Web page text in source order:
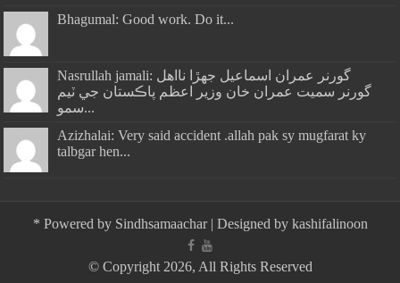
Bhagumal: Good work. Do it...
Nasrullah jamali: گورنر عمران اسماعيل جھڙا نااهل
گورنر سميت عمران خان وزير اعظم پاڪستان جي ٽيم
سمو...
Azizhalai: Very said accident .allah pak sy mugfarat ky
talbgar hen...
* Powered by Sindhsamaachar| Designed by kashifalinoon
© Copyright 2026, All Rights Reserved